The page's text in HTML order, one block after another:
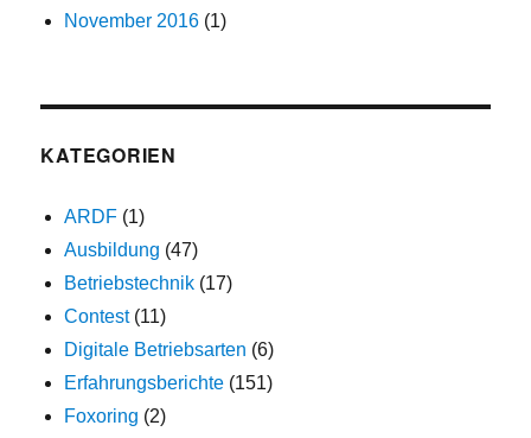
November 2016 (1)
KATEGORIEN
ARDF (1)
Ausbildung (47)
Betriebstechnik (17)
Contest(11)
Digitale Betriebsarten (6)
Erfahrungsberichte (151)
Foxoring (2)